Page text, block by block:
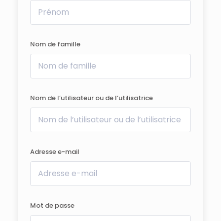
Nom de famille
Nom de l’utilisateur ou de l’utilisatrice
Adresse e-mail
Mot de passe